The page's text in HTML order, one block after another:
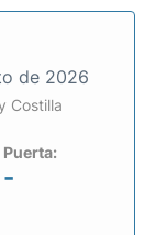
de 2026
Costilla
Puerta:
-